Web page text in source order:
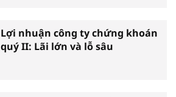
Lợi nhuận công ty chứng khoán
quý II: Lãi lớn và lỗ sâu